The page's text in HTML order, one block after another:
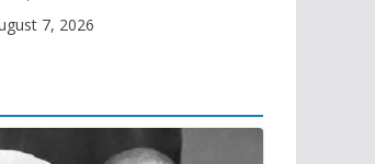
7, 2026